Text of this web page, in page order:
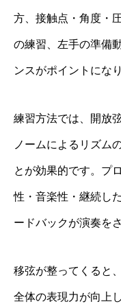
方、接触点・角度・
の練習、左手の準備
ンスがポイントにな
練習方法では、開放
ノームによるリズム
とが効果的です。プ
性・音楽性・継続し
ードバックが演奏を
移弦が整ってくると
全体の表現力が向上